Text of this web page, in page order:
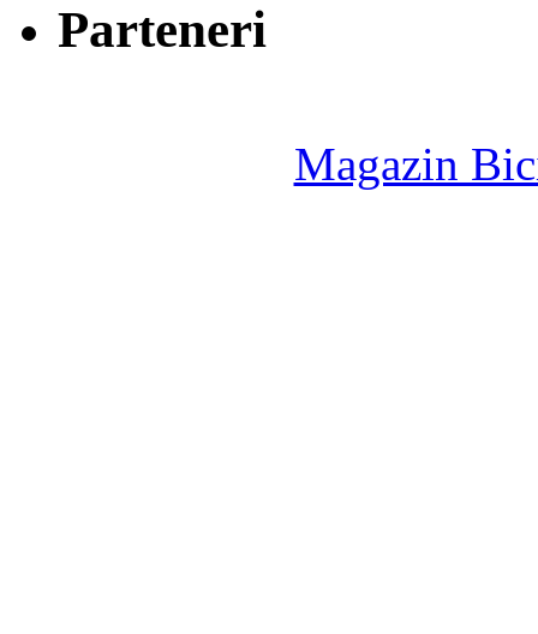
Parteneri
Magazin